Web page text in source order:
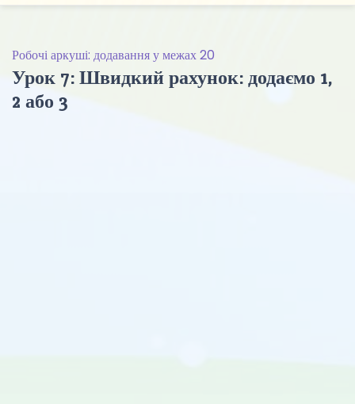
Робочі аркуші: додавання у межах 20
Урок 7: Швидкий рахунок: додаємо 1,
2 або 3